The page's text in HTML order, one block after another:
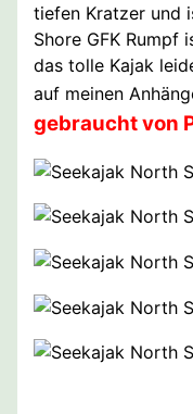
tiefen Kratzer und
Shore GFK Rumpf
das tolle Kajak
auf meinen
gebraucht von